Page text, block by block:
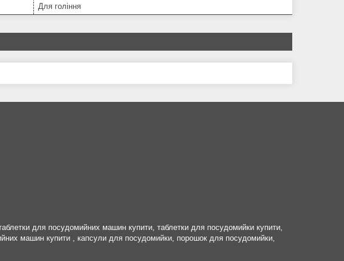
Для гоління
для посудомийних машин купити, таблетки для посудомийки купити,
машин купити , капсули для посудомийки, порошок для посудомийки,